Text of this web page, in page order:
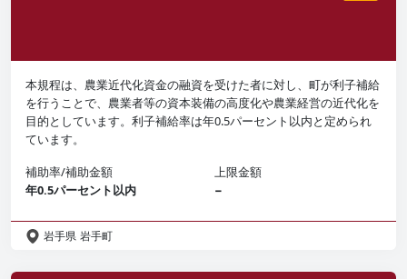
本規程は、農業近代化資金の融資を受けた者に対し、町が利子補給
を行うことで、農業者等の資本装備の高度化や農業経営の近代化を
目的としています。利子補給率は年0.5パーセント以内と定められ
ています。
補助率/補助金額
年0.5パーセント以内
上限金額
−
岩手県 岩手町